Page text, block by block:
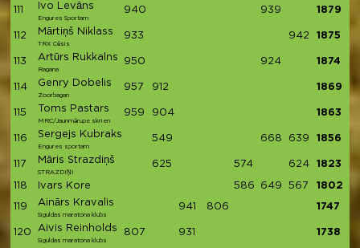
111 Ivo Levāns
Engures Sportam
940 939 1879
112 Mārtiņš Niklass
TRX Cēsis
933 942 1875
113 Artūrs Rukkalns
Ragana
950 924 1874
114 Genry Dobelis
Zoorbagan
957 912 1869
115 Toms Pastars
MRC/Jaunmārupe skrien
959 904 1863
116 Sergejs Kubraks
Engures sportam
549 668 639 1856
117 Māris Strazdiņš
STRAZDIŅI
625 574 624 1823
118 Ivars Kore 586 649 567 1802
119 Ainārs Kravalis
Siguldas maratona klubs
941 806 1747
120 Aivis Reinholds
Siguldas maratona klubs
807 931 1738